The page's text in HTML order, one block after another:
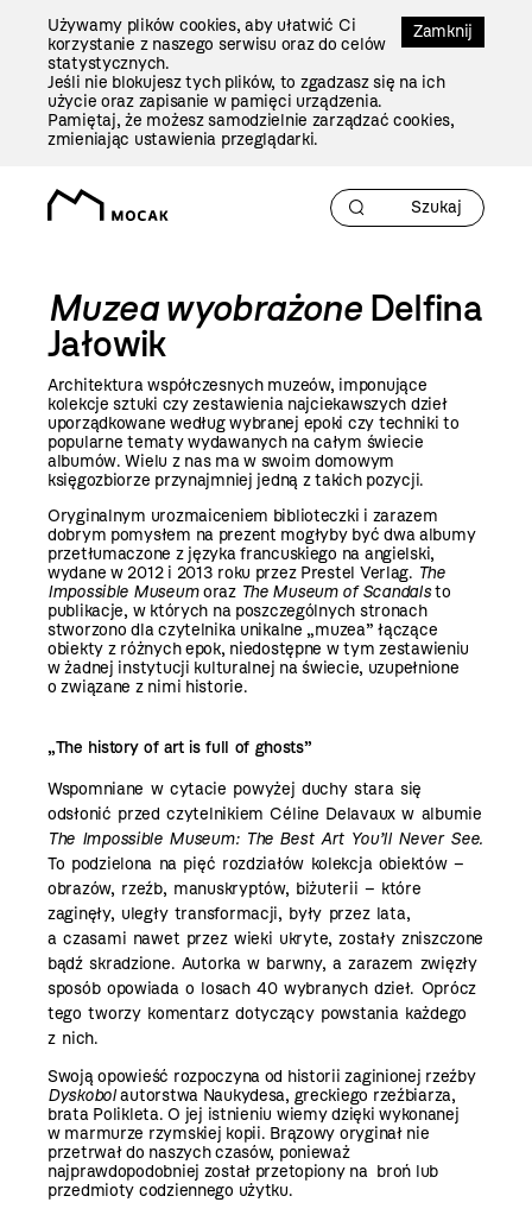
Zamknij
Używamy plików cookies, aby ułatwić Ci
korzystanie z naszego serwisu oraz do celów
statystycznych.
Jeśli nie blokujesz tych plików, to zgadzasz się na ich
użycie oraz zapisanie w pamięci urządzenia.
Pamiętaj, że możesz samodzielnie zarządzać cookies,
zmieniając ustawienia przeglądarki.
Muzea wyobrażoneDelfina
Jałowik
Architektura współczesnych muzeów, imponujące
kolekcje sztuki czy zestawienia najciekawszych dzieł
uporządkowane według wybranej epoki czy techniki to
popularne tematy wydawanych na całym świecie
albumów. Wielu z nas ma w swoim domowym
księgozbiorze przynajmniej jedną z takich pozycji.
Oryginalnym urozmaiceniem biblioteczki i zarazem
dobrym pomysłem na prezent mogłyby być dwa albumy
przetłumaczone z języka francuskiego na angielski,
wydane w 2012 i 2013 roku przez Prestel Verlag. The
Impossible Museumoraz The Museum of Scandalsto
publikacje, w których na poszczególnych stronach
stworzono dla czytelnika unikalne „muzea” łączące
obiekty z różnych epok, niedostępne w tym zestawieniu
w żadnej instytucji kulturalnej na świecie, uzupełnione
o związane z nimi historie.
„The history of art is full of ghosts”
Wspomniane w cytacie powyżej duchy stara się
odsłonić przed czytelnikiem Céline Delavaux w albumie
The Impossible Museum: The Best Art You’ll Never See.
To podzielona na pięć rozdziałów kolekcja obiektów –
obrazów, rzeźb, manuskryptów, biżuterii – które
zaginęły, uległy transformacji, były przez lata,
a czasami nawet przez wieki ukryte, zostały zniszczone
bądź skradzione. Autorka w barwny, a zarazem zwięzły
sposób opowiada o losach 40 wybranych dzieł. Oprócz
tego tworzy komentarz dotyczący powstania każdego
z nich.
Swoją opowieść rozpoczyna od historii zaginionej rzeźby
Dyskobolautorstwa Naukydesa, greckiego rzeźbiarza,
brata Polikleta. O jej istnieniu wiemy dzięki wykonanej
w marmurze rzymskiej kopii. Brązowy oryginał nie
przetrwał do naszych czasów, ponieważ
najprawdopodobniej został przetopiony na broń lub
przedmioty codziennego użytku.